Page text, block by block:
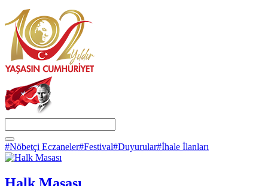
#Nöbetçi Eczaneler#Festival#Duyurular#İhale İlanları